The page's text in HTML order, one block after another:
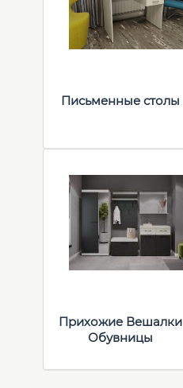
Письменные столы
Прихожие Вешалки
Обувницы